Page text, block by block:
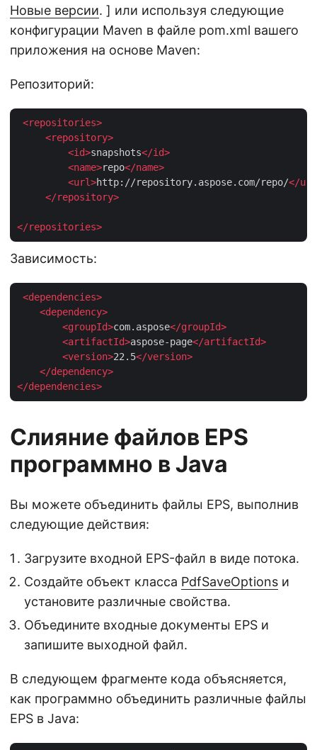
Новые версии. ] или используя следующие
конфигурации Maven в файле pom.xml вашего
приложения на основе Maven:
Репозиторий:
<repositories>
<repository>
<id>snapshots</id>
<name>repo</name>
<url>http://repository.aspose.com/repo/</url
</repository>
</repositories>
Зависимость:
<dependencies>
<dependency>
<groupId>com.aspose</groupId>
<artifactId>aspose-page</artifactId>
<version>22.5</version>
</dependency>
</dependencies>
Слияние файлов EPS
программно в Java
Вы можете объединить файлы EPS, выполнив
следующие действия:
Загрузите входной EPS-файл в виде потока.
Создайте объект класса PdfSaveOptions и
установите различные свойства.
Объедините входные документы EPS и
запишите выходной файл.
В следующем фрагменте кода объясняется,
как программно объединить различные файлы
EPS в Java: